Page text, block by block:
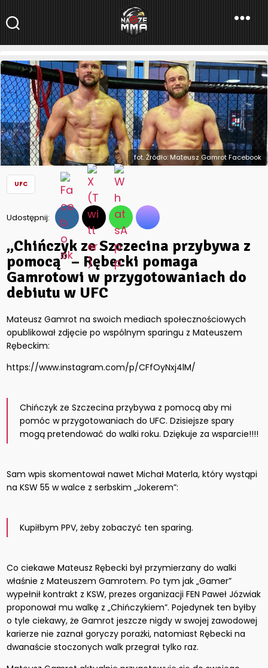
NaszeMMA
NaszeMMA.pl»Aktualności»Świat»UFC»„Chińczyk ze Szczecina
przybywa z pomocą” – Rębecki pomaga Gamrotowi w
przygotowaniach do debiutu w UFC
fot. Źródło: Mateusz Gamrot Facebook
UFC
Udostępnij:
„Chińczyk ze Szczecina przybywa z
pomocą” – Rębecki pomaga
Gamrotowi w przygotowaniach do
debiutu w UFC
Mateusz Gamrot na swoich mediach społecznościowych
opublikował zdjęcie po wspólnym sparingu z Mateuszem
Rębeckim:
https://www.instagram.com/p/CFfOyNxj4lM/
Chińczyk ze Szczecina przybywa z pomocą aby mi
pomóc w przygotowaniach do UFC. Dzisiejsze spary
mogą pretendować do walki roku. Dziękuje za wsparcie!!!!
Sam wpis skomentował nawet Michał Materla, który wystąpi
na KSW 55 w walce z serbskim „Jokerem”:
Kupiłbym PPV, żeby zobaczyć ten sparing.
Co ciekawe Mateusz Rębecki był przymierzany do walki
właśnie z Mateuszem Gamrotem. Po tym jak „Gamer”
wypełnił kontrakt z KSW, prezes organizacji FEN Paweł Józwiak
proponował mu walkę z „Chińczykiem”. Pojedynek ten byłby
o tyle ciekawy, że Gamrot jeszcze nigdy w swojej zawodowej
karierze nie zaznał goryczy porażki, natomiast Rębecki na
dwanaście stoczonych walk przegrał tylko raz.